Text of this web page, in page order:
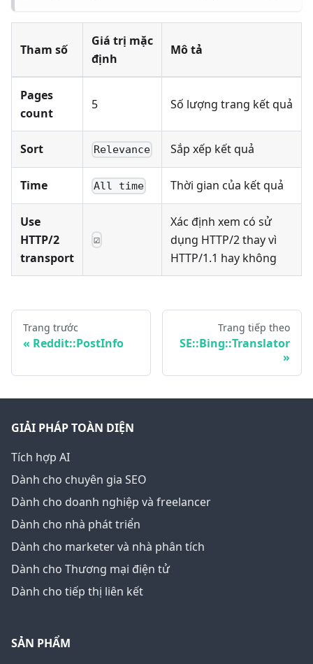
Tham số
Giá trị mặc
định
Mô tả
Pages
count
5 Số lượng trang kết quả
Sort Relevance Sắp xếp kết quả
Time All time Thời gian của kết quả
Use
HTTP/2
transport
☑
Xác định xem có sử
dụng HTTP/2 thay vì
HTTP/1.1 hay không
Trang trước
Reddit::PostInfo
Trang tiếp theo
SE::Bing::Translator
GIẢI PHÁP TOÀN DIỆN
Tích hợp AI
Dành cho chuyên gia SEO
Dành cho doanh nghiệp và freelancer
Dành cho nhà phát triển
Dành cho marketer và nhà phân tích
Dành cho Thương mại điện tử
Dành cho tiếp thị liên kết
SẢN PHẨM